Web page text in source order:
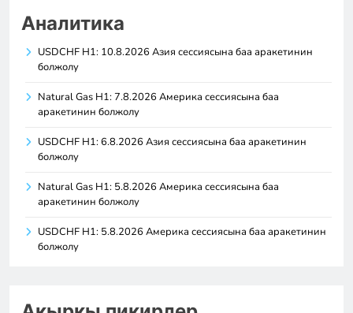
Аналитика
USDCHF H1: 10.8.2026 Азия сессиясына баа аракетинин
болжолу
Natural Gas H1: 7.8.2026 Америка сессиясына баа
аракетинин болжолу
USDCHF H1: 6.8.2026 Азия сессиясына баа аракетинин
болжолу
Natural Gas H1: 5.8.2026 Америка сессиясына баа
аракетинин болжолу
USDCHF H1: 5.8.2026 Америка сессиясына баа аракетинин
болжолу